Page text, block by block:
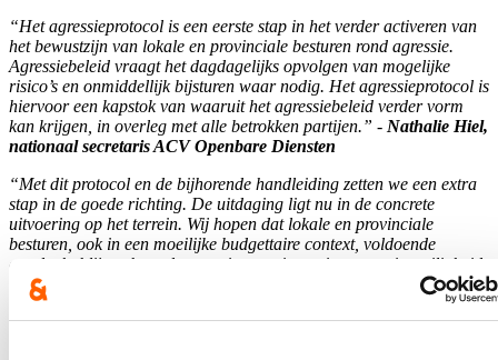
“Het agressieprotocol is een eerste stap in het verder activeren van
het bewustzijn van lokale en provinciale besturen rond agressie.
Agressiebeleid vraagt het dagdagelijks opvolgen van mogelijke
risico’s en onmiddellijk bijsturen waar nodig. Het agressieprotocol is
hiervoor een kapstok van waaruit het agressiebeleid verder vorm
kan krijgen, in overleg met alle betrokken partijen.” - Nathalie Hiel,
nationaal secretaris ACV Openbare Diensten
“Met dit protocol en de bijhorende handleiding zetten we een extra
stap in de goede richting. De uitdaging ligt nu in de concrete
uitvoering op het terrein. Wij hopen dat lokale en provinciale
besturen, ook in een moeilijke budgettaire context, voldoende
aandacht blijven besteden aan investeringen in preventie, veiligheid
en bescherming van hun medewerkers. Voorkomen blijft beter dan
genezen, en een mensenleven is onbetaalbaar.”
-Jeroen Noerens - VSOA Lokale en Regionale Besturen